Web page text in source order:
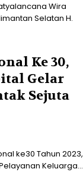
Wira
Selatan H.
Ke 30,
Gelar
Sejuta
ke30 Tahun 2023,
Keluarga...